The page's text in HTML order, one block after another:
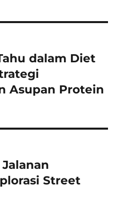
dalam Diet
Asupan Protein
Street